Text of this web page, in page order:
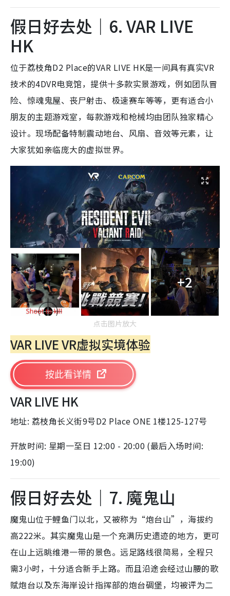
假日好去处｜6. VAR LIVE
HK
位于荔枝角D2 Place的VAR LIVE HK是一间具有真实VR
技术的4DVR电竞馆，提供十多款实景游戏，例如团队冒
险、惊魂鬼屋、丧尸射击、极速赛车等等，更有适合小
朋友的主题游戏室，每款游戏和枪械均由团队独家精心
设计。现场配备特制震动地台、风扇、音效等元素，让
大家犹如亲临庞大的虚拟世界。
+2
点击图片放大
VAR LIVE VR虚拟实境体验
按此看详情
VAR LIVE HK
地址: 荔枝角长义街9号D2 Place ONE 1楼125-127号
开放时间: 星期一至日 12:00 - 20:00 (最后入场时间:
19:00)
假日好去处｜7. 魔鬼山
魔鬼山位于鲤鱼门以北，又被称为“炮台山”，海拔约
高222米。其实魔鬼山是一个充满历史遗迹的地方，更可
在山上远眺维港一带的景色。远足路线很简易，全程只
需3小时，十分适合新手上路。而且沿途会经过山腰的歌
赋炮台以及东海岸设计指挥部的炮台碉堡，均被评为二